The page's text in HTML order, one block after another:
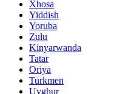
Xhosa
Yiddish
Yoruba
Zulu
Kinyarwanda
Tatar
Oriya
Turkmen
Uyghur